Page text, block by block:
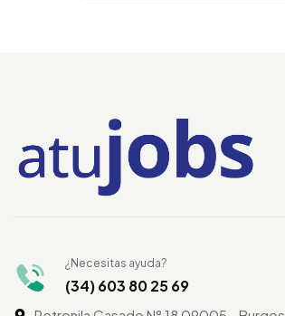
¿Necesitas ayuda?
(34) 603 80 25 69